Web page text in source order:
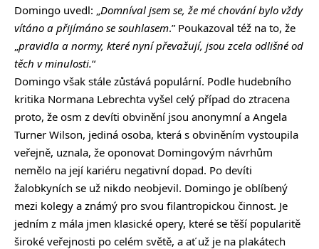
Domingo uvedl: „ Domníval jsem se, že mé chování bylo vždy
vítáno a přijímáno se souhlasem.” Poukazoval též na to, že
pravidla a normy, které nyní převažují, jsou zcela odlišné od
těch v minulosti.“
Domingo však stále zůstává populární. Podle hudebního
kritika Normana Lebrechta vyšel celý případ do ztracena
proto, že osm z devíti obvinění jsou anonymní a Angela
Turner Wilson, jediná osoba, která s obviněním vystoupila
veřejně, uznala, že oponovat Domingovým návrhům
nemělo na její kariéru negativní dopad. Po devíti
žalobkyních se už nikdo neobjevil. Domingo je oblíbený
mezi kolegy a známý pro svou filantropickou činnost. Je
jedním z mála jmen klasické opery, které se těší popularitě
široké veřejnosti po celém světě, a ať už je na plakátech